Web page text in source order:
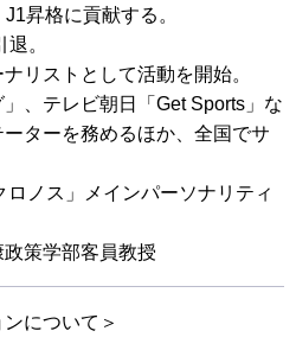
昇格に貢献する。
。
リストとして活動を開始。
、テレビ朝日「Get Sports」な
ターを務めるほか、全国でサ
ノス」メインパーソナリティ
策学部客員教授
について＞